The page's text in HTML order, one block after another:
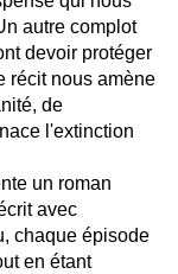
autre complot
devoir protéger
récit nous amène
de
l'extinction
un roman
avec
chaque épisode
en étant